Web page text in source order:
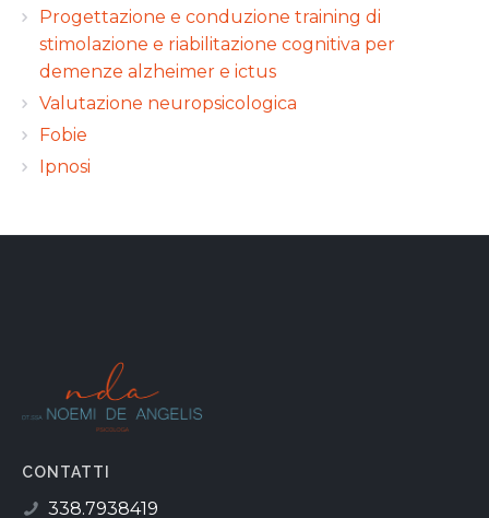
Progettazione e conduzione training di
stimolazione e riabilitazione cognitiva per
demenze alzheimer e ictus
Valutazione neuropsicologica
Fobie
Ipnosi
CONTATTI
338.7938419